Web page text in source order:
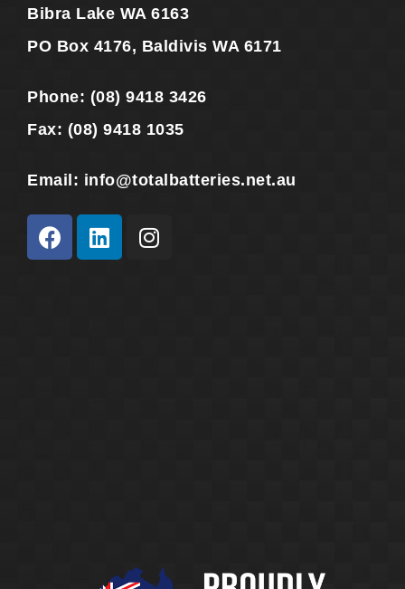
Bibra Lake WA 6163
PO Box 4176, Baldivis WA 6171
Phone: (08) 9418 3426
Fax: (08) 9418 1035
Email: info@totalbatteries.net.au